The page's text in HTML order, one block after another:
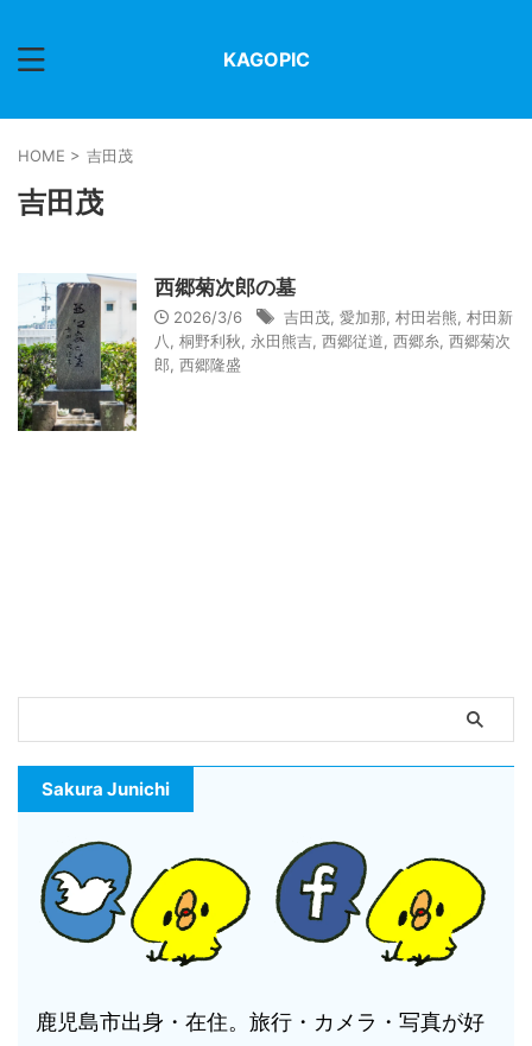
KAGOPIC
HOME > 吉田茂
吉田茂
西郷菊次郎の墓
2026/3/6 吉田茂 愛加那 村田岩熊 村田新
八
桐野利秋 永田熊吉 西郷従道 西郷糸 西郷菊次
郎 西郷隆盛
Sakura Junichi
鹿児島市出身・在住。旅行・カメラ・写真が好